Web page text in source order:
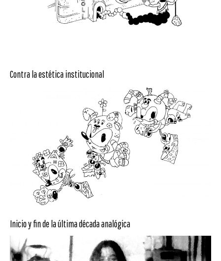
Contra la estética institucional
Inicio y fin de la última década analógica